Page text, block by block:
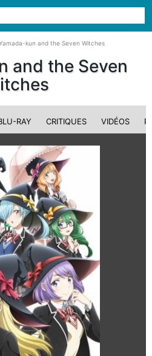
kun and the Seven Witches
and the Seven
RAY CRITIQUES VIDÉOS